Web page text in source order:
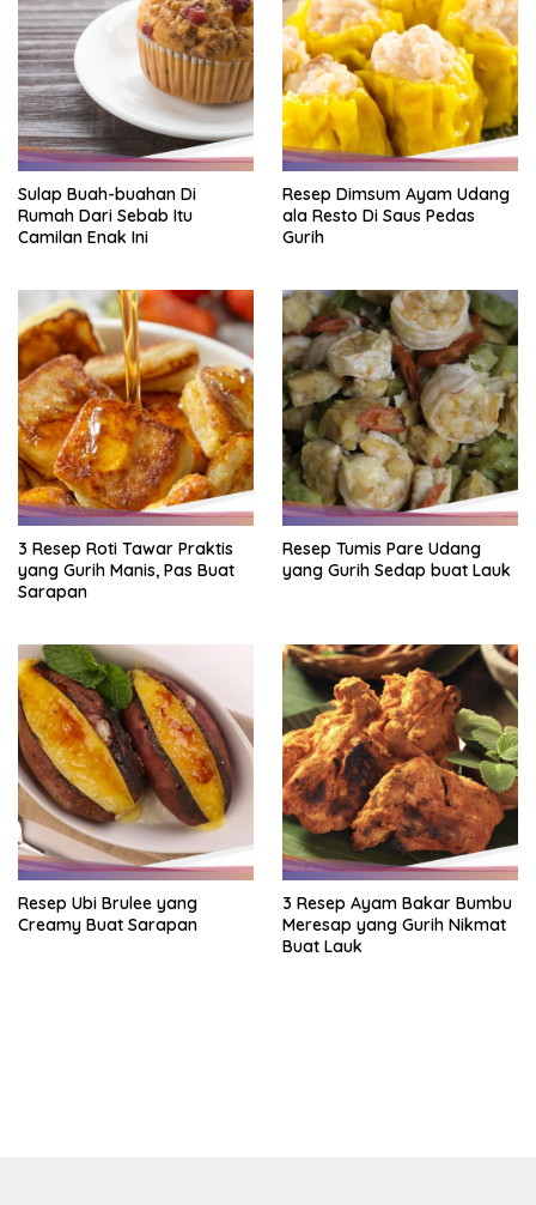
Sulap Buah-buahan Di
Rumah Dari Sebab Itu
Camilan Enak Ini
Resep Dimsum Ayam Udang
ala Resto Di Saus Pedas
Gurih
3 Resep Roti Tawar Praktis
yang Gurih Manis, Pas Buat
Sarapan
Resep Tumis Pare Udang
yang Gurih Sedap buat Lauk
Resep Ubi Brulee yang
Creamy Buat Sarapan
3 Resep Ayam Bakar Bumbu
Meresap yang Gurih Nikmat
Buat Lauk